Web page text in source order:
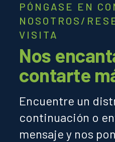
PÓNGASE EN
NOSOTROS/
VISITA
Nos
contarte
Encuentre un
continuación o
mensaje y nos